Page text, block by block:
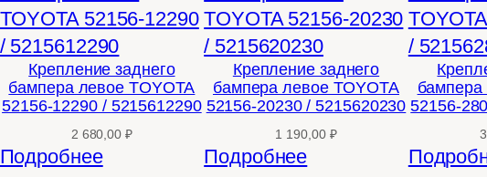
Крепление заднего
бампера левое TOYOTA
52156-12290 / 5215612290
2 680,00 ₽
Подробнее
Крепление заднего
бампера левое TOYOTA
52156-20230 / 5215620230
1 190,00 ₽
Подробнее
бампера
52156-